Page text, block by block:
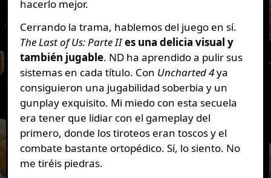
hacerlo mejor.
Cerrando la trama, hablemos del juego en sí.
The Last of Us: Parte IIes una delicia visual y
también jugable. ND ha aprendido a pulir sus
sistemas en cada título. Con Uncharted 4ya
consiguieron una jugabilidad soberbia y un
gunplay exquisito. Mi miedo con esta secuela
era tener que lidiar con el gameplay del
primero, donde los tiroteos eran toscos y el
combate bastante ortopédico. Sí, lo siento. No
me tiréis piedras.